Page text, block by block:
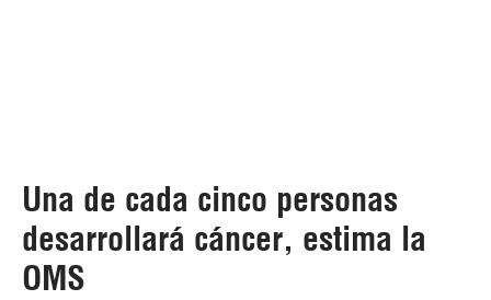
Una de cada cinco personas
desarrollará cáncer, estima la
OMS